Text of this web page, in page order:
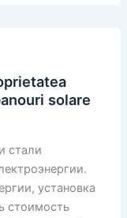
solare
стали
установка
стоимость